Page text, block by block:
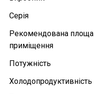
Серія
Рекомендована площа
приміщення
Потужність
Холодопродуктивність